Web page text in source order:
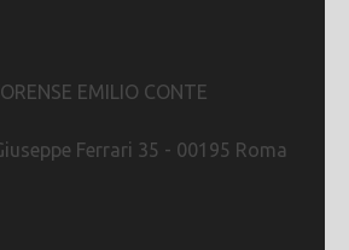
EMILIO CONTE
Ferrari 35 - 00195 Roma